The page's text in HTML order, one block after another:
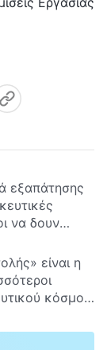
εξαπάτησης
να δουν
στην
Ιησού:
είναι ο
είναι η
κόσμου
γεγονός